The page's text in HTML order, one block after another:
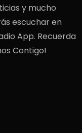
y mucho
escuchar en
App. Recuerda
Contigo!